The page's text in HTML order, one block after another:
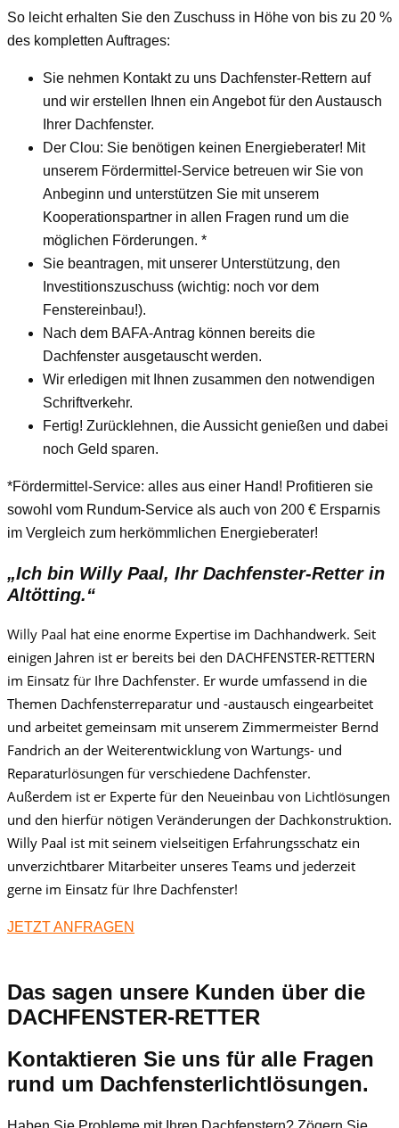
So leicht erhalten Sie den Zuschuss in Höhe von bis zu 20 %
des kompletten Auftrages:
Sie nehmen Kontakt zu uns Dachfenster-Rettern auf
und wir erstellen Ihnen ein Angebot für den Austausch
Ihrer Dachfenster.
Der Clou: Sie benötigen keinen Energieberater! Mit
unserem Fördermittel-Service betreuen wir Sie von
Anbeginn und unterstützen Sie mit unserem
Kooperationspartner in allen Fragen rund um die
möglichen Förderungen. *
Sie beantragen, mit unserer Unterstützung, den
Investitionszuschuss (wichtig: noch vor dem
Fenstereinbau!).
Nach dem BAFA-Antrag können bereits die
Dachfenster ausgetauscht werden.
Wir erledigen mit Ihnen zusammen den notwendigen
Schriftverkehr.
Fertig! Zurücklehnen, die Aussicht genießen und dabei
noch Geld sparen.
*Fördermittel-Service: alles aus einer Hand! Profitieren sie
sowohl vom Rundum-Service als auch von 200 € Ersparnis
im Vergleich zum herkömmlichen Energieberater!
„Ich bin Willy Paal, Ihr Dachfenster-Retter in
Altötting.“
Willy Paal hat eine enorme Expertise im Dachhandwerk. Seit
einigen Jahren ist er bereits bei den DACHFENSTER-RETTERN
im Einsatz für Ihre Dachfenster. Er wurde umfassend in die
Themen Dachfensterreparatur und -austausch eingearbeitet
und arbeitet gemeinsam mit unserem Zimmermeister Bernd
Fandrich an der Weiterentwicklung von Wartungs- und
Reparaturlösungen für verschiedene Dachfenster.
Außerdem ist er Experte für den Neueinbau von Lichtlösungen
und den hierfür nötigen Veränderungen der Dachkonstruktion.
Willy Paal ist mit seinem vielseitigen Erfahrungsschatz ein
unverzichtbarer Mitarbeiter unseres Teams und jederzeit
gerne im Einsatz für Ihre Dachfenster!
JETZT ANFRAGEN
Das sagen unsere Kunden über die
DACHFENSTER-RETTER
Kontaktieren Sie uns für alle Fragen
rund um Dachfensterlichtlösungen.